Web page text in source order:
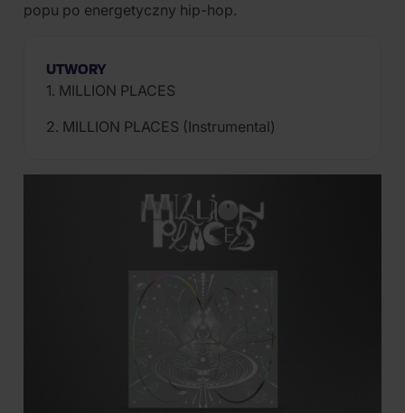
popu po energetyczny hip-hop.
UTWORY
1. MILLION PLACES
2. MILLION PLACES (Instrumental)